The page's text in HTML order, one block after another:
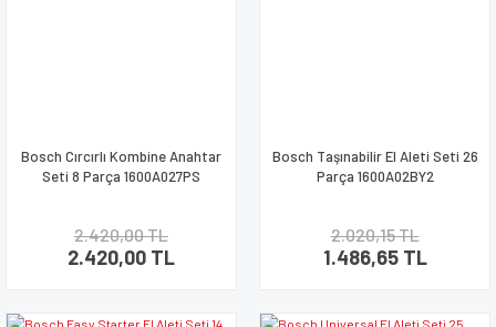
Bosch Cırcırlı Kombine Anahtar
Seti 8 Parça 1600A027PS
2.420,00 TL
2.420,00 TL
Bosch Taşınabilir El Aleti Seti 26
Parça 1600A02BY2
2.020,15 TL
1.486,65 TL